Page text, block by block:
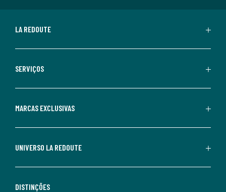
LA REDOUTE
SERVIÇOS
MARCAS EXCLUSIVAS
UNIVERSO LA REDOUTE
DISTINÇÕES